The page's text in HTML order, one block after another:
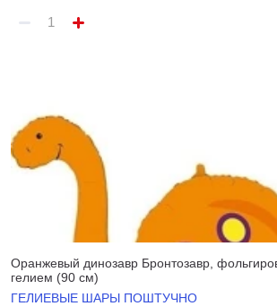
Оранжевый динозавр Бронтозавр,
гелием (90 см)
ГЕЛИЕВЫЕ ШАРЫ ПОШТУЧНО